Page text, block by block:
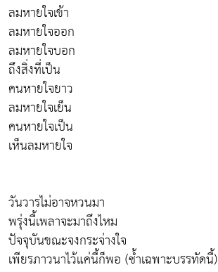
ลมหายใจเข้า
ลมหายใจออก
ลมหายใจบอก
ถึงสิ่งที่เป็น
คนหายใจยาว
ลมหายใจเย็น
คนหายใจเป็น
เห็นลมหายใจ
วันวารไม่อาจหวนมา
พรุ่งนี้เพลาจะมาถึงไหม
ปัจจุบันขณะจงกระจ่างใจ
เพียรภาวนาไว้แค่นี้ก็พอ (ซ้ำเฉพาะบรรทัดนี้)